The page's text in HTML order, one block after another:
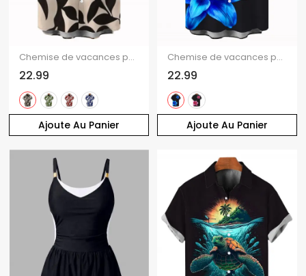
Ajoute Au Panier
Chemise de vacances pour homme à motif de feuilles
22.99
Ajoute Au Panier
Chemise de vacances pour homme, chemise boutonnée à imprimé lys
22.99